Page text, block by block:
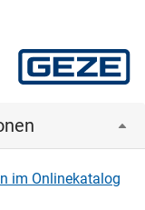
im Onlinekatalog